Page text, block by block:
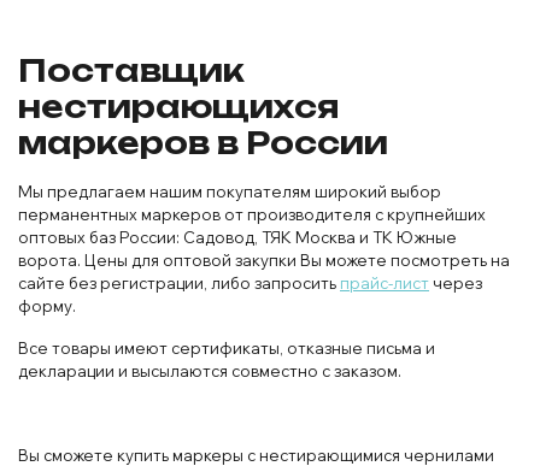
Поставщик
нестирающихся
маркеров в России
Мы предлагаем нашим покупателям широкий выбор
перманентных маркеров от производителя с крупнейших
оптовых баз России: Садовод, ТЯК Москва и ТК Южные
ворота. Цены для оптовой закупки Вы можете посмотреть на
сайте без регистрации, либо запросить прайс-лист через
форму.
Все товары имеют сертификаты, отказные письма и
декларации и высылаются совместно с заказом.
Вы сможете купить маркеры с нестирающимися чернилами